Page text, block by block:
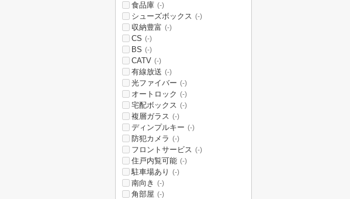
食品庫 (-)
シューズボックス (-)
収納豊富 (-)
CS (-)
BS (-)
CATV (-)
有線放送 (-)
光ファイバー (-)
オートロック (-)
宅配ボックス (-)
複層ガラス (-)
ディンプルキー (-)
防犯カメラ (-)
フロントサービス (-)
住戸内覧可能 (-)
駐車場あり (-)
南向き (-)
角部屋 (-)